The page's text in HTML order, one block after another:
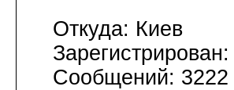
Откуда: Киев
Сообщений: 3222